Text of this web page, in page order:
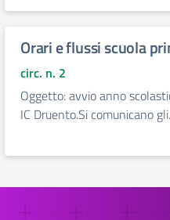
Orari e flussi scuola
circ. n. 2
Oggetto: avvio anno
IC Druento.Si comunicano